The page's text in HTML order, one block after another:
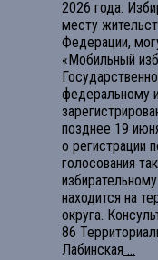
2026 года.
месту
Федерации,
«Мобильный
федеральному
позднее 19
о регистрации
голосования
находится на
округа.
86
Лабинская ...